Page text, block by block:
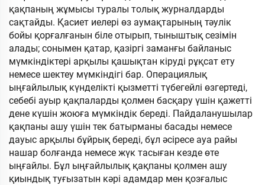
қақпаның жұмысы туралы толық журналдарды
сақтайды. Қасиет иелері өз аумақтарының тәулік
бойы қорғалғанын біле отырып, тыныштық сезімін
алады; сонымен қатар, қазіргі заманғы байланыс
мүмкіндіктері арқылы қашықтан кіруді рұқсат ету
немесе шектеу мүмкіндігі бар. Операциялық
ыңғайлылық күнделікті қызметті түбегейлі өзгертеді,
себебі ауыр қақпаларды қолмен басқару үшін қажетті
дене күшін жоюға мүмкіндік береді. Пайдаланушылар
қақпаны ашу үшін тек батырманы басады немесе
дауыс арқылы бұйрық береді, бұл әсіресе ауа райы
нашар болғанда немесе жүк тасыған кезде өте
ыңғайлы. Бұл ыңғайлылық қақпаны қолмен ашу
қиындық туғызатын кәрі адамдар мен қозғалыс